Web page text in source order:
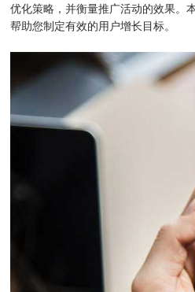
优化策略，并衡量推广活动的效果。
帮助您制定有效的用户增长目标。